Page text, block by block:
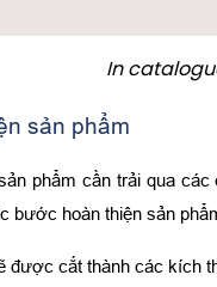
In
sản phẩm
phẩm cần trải qua
bước hoàn thiện sản
được cắt thành các kích